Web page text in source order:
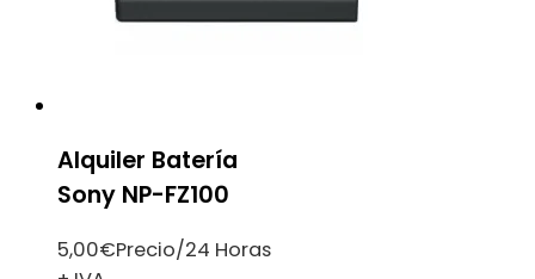
Alquiler Batería
Sony NP-FZ100
5,00€Precio/24 Horas